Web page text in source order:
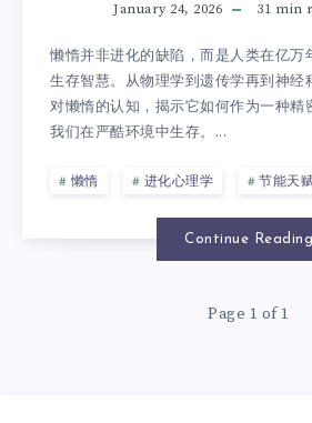
January 24, 2026 31 min
懒惰并非进化的缺陷，而是人类在亿万
生存智慧。从物理学到遗传学再到神经
对懒惰的认知，揭示它如何作为一种精
我们在严酷环境中生存。...
懒惰 进化心理学 节能天
Continue Reading
Page 1 of 1